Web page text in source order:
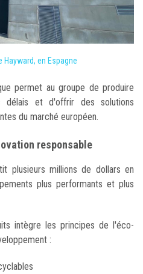
Hayward, en Espagne
permet au groupe de produire
délais et d'offrir des solutions
du marché européen.
responsable
plusieurs millions de dollars en
plus performants et plus
intègre les principes de l'éco-
: